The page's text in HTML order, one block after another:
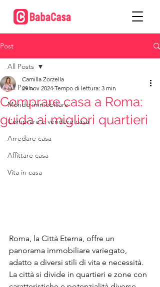
Post
All Posts
Mondo immobiliare
Comprare e vendere casa
Arredare casa
Affittare casa
Vita in casa
All Posts
Comprare casa a Roma:
guida ai migliori quartieri
Camilla Zorzella
29 nov 2024 Tempo di lettura: 3 min
Roma, la Città Eterna, offre un
panorama immobiliare variegato,
adatto a diversi stili di vita e necessità.
La città si divide in quartieri e zone con